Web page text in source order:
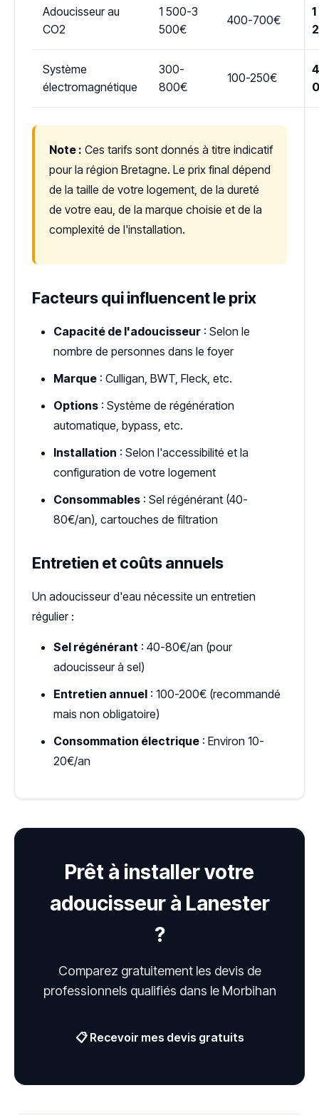
Adoucisseur au
CO2
1 500-3
500€
400-700€
Système
électromagnétique
300-
800€
100-250€
Note : Ces tarifs sont donnés à titre indicatif
pour la région Bretagne. Le prix final dépend
de la taille de votre logement, de la dureté
de votre eau, de la marque choisie et de la
complexité de l'installation.
Facteurs qui influencent le prix
Capacité de l'adoucisseur : Selon le
nombre de personnes dans le foyer
Marque : Culligan, BWT, Fleck, etc.
Options : Système de régénération
automatique, bypass, etc.
Installation : Selon l'accessibilité et la
configuration de votre logement
Consommables : Sel régénérant (40-
80€/an), cartouches de filtration
Entretien et coûts annuels
Un adoucisseur d'eau nécessite un entretien
régulier :
Sel régénérant : 40-80€/an (pour
adoucisseur à sel)
Entretien annuel : 100-200€ (recommandé
mais non obligatoire)
Consommation électrique : Environ 10-
20€/an
Prêt à installer votre
adoucisseur à Lanester
?
Comparez gratuitement les devis de
professionnels qualifiés dans le Morbihan
📋 Recevoir mes devis gratuits